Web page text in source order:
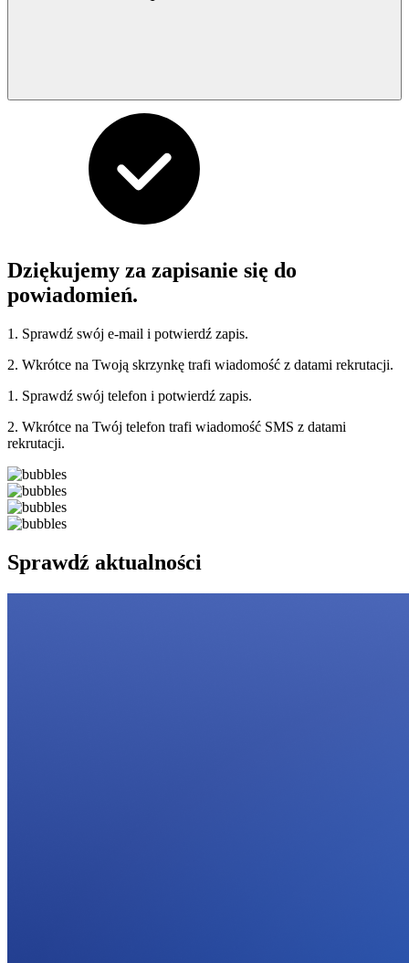
Dziękujemy za zapisanie się do
powiadomień.
1. Sprawdź swój e-mail i potwierdź zapis.
2. Wkrótce na Twoją skrzynkę trafi wiadomość z datami rekrutacji.
1. Sprawdź swój telefon i potwierdź zapis.
2. Wkrótce na Twój telefon trafi wiadomość SMS z datami
rekrutacji.
Sprawdź aktualności